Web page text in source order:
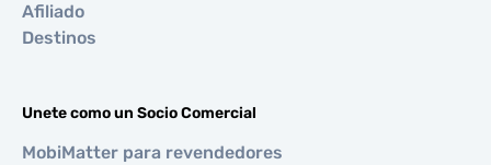
Afiliado
Destinos
Unete como un Socio Comercial
MobiMatter para revendedores